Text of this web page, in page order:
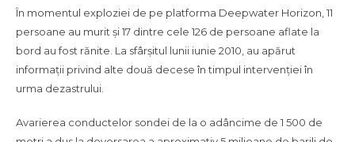
În momentul exploziei de pe platforma Deepwater Horizon, 11
persoane au murit și 17 dintre cele 126 de persoane aflate la
bord au fost rănite. La sfârșitul lunii iunie 2010, au apărut
informații privind alte două decese în timpul intervenției în
urma dezastrului.
Avarierea conductelor sondei de la o adâncime de 1 500 de